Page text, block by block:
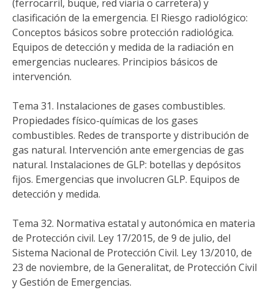
(ferrocarril, buque, red viaria o carretera) y
clasificación de la emergencia. El Riesgo radiológico:
Conceptos básicos sobre protección radiológica.
Equipos de detección y medida de la radiación en
emergencias nucleares. Principios básicos de
intervención.
Tema 31. Instalaciones de gases combustibles.
Propiedades físico-químicas de los gases
combustibles. Redes de transporte y distribución de
gas natural. Intervención ante emergencias de gas
natural. Instalaciones de GLP: botellas y depósitos
fijos. Emergencias que involucren GLP. Equipos de
detección y medida.
Tema 32. Normativa estatal y autonómica en materia
de Protección civil. Ley 17/2015, de 9 de julio, del
Sistema Nacional de Protección Civil. Ley 13/2010, de
23 de noviembre, de la Generalitat, de Protección Civil
y Gestión de Emergencias.